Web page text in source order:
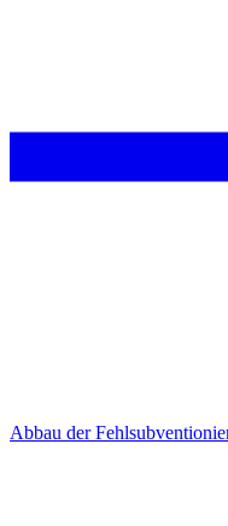
Abbau der